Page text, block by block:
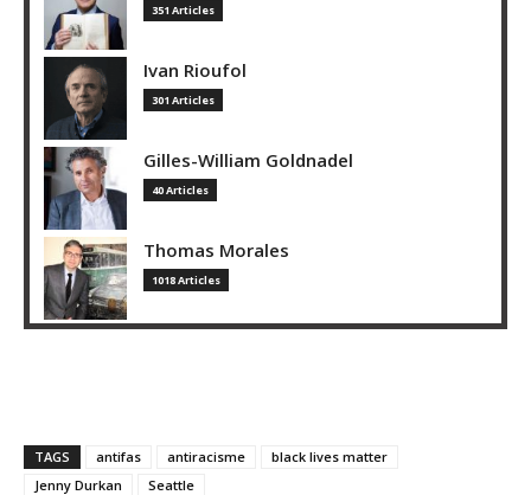
351 Articles
Ivan Rioufol
301 Articles
Gilles-William Goldnadel
40 Articles
Thomas Morales
1018 Articles
TAGS antifas antiracisme
black lives matter
Jenny Durkan
Seattle